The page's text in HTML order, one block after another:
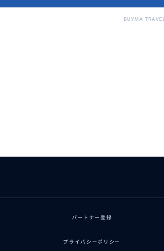
BUYMA TRAVEL
パートナー登録
プライバシーポリシー